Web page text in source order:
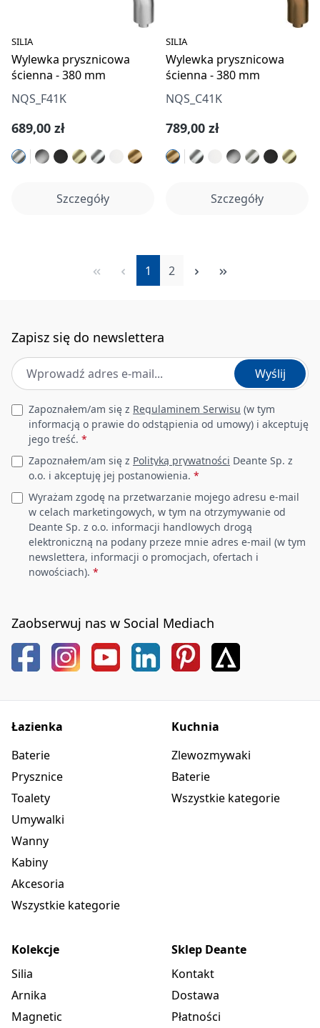
SILIA
Wylewka prysznicowa
ścienna - 380 mm
NQS_F41K
Cena regularna:
689,00 zł
Szczegóły
SILIA
Wylewka prysznicowa
ścienna - 380 mm
NQS_C41K
Cena regularna:
789,00 zł
Szczegóły
Strona
1 Strona
2
Zapisz się do newslettera
Adres e-mail *
Wyślij
Leave this field empty
Zapoznałem/am się z Regulaminem Serwisu (w tym
informacją o prawie do odstąpienia od umowy) i akceptuję
jego treść. *
Zapoznałem/am się z Polityką prywatności Deante Sp. z
o.o. i akceptuję jej postanowienia. *
Wyrażam zgodę na przetwarzanie mojego adresu e-mail
w celach marketingowych, w tym na otrzymywanie od
Deante Sp. z o.o. informacji handlowych drogą
elektroniczną na podany przeze mnie adres e-mail (w tym
newslettera, informacji o promocjach, ofertach i
nowościach). *
Zaobserwuj nas w Social Mediach
Łazienka
Baterie
Prysznice
Toalety
Umywalki
Wanny
Kabiny
Akcesoria
Wszystkie kategorie
Kuchnia
Zlewozmywaki
Baterie
Wszystkie kategorie
Kolekcje
Silia
Arnika
Magnetic
Sklep Deante
Kontakt
Dostawa
Płatności